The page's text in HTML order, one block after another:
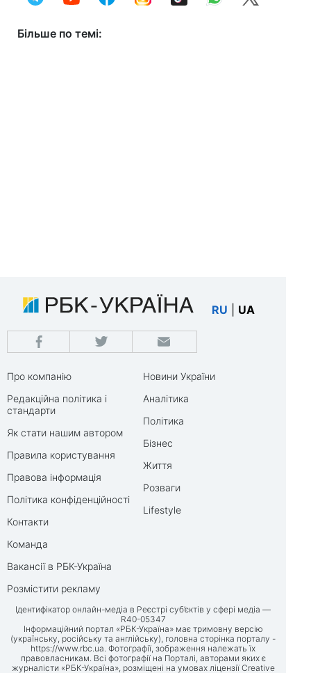
Більше по темі:
RU UA
Про компанію
Редакційна політика і
стандарти
Як стати нашим автором
Правила користування
Правова інформація
Політика конфіденційності
Контакти
Команда
Вакансії в РБК-Україна
Розмістити рекламу
Новини України
Аналітика
Політика
Бізнес
Життя
Розваги
Lifestyle
Ідентифікатор онлайн-медіа в Реєстрі суб’єктів у сфері медіа —
R40-05347
Інформаційний портал «РБК-Україна» має тримовну версію
(українську, російську та англійську), головна сторінка порталу -
https://www.rbc.ua. Фотографії, зображення належать їх
правовласникам. Всі фотографії на Порталі, авторами яких є
журналісти «РБК-Україна», розміщені на умовах ліцензії Creative